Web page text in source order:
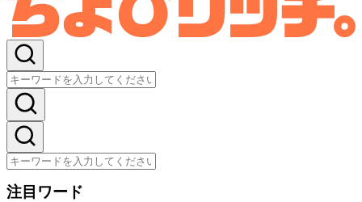
注目ワード